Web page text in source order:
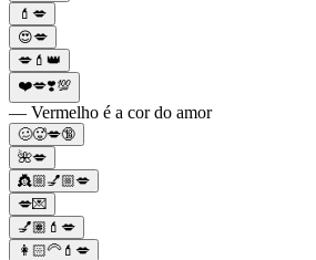
💄💋
😍💋
💋💄👑
❤️💋❣️💯
— Vermelho é a cor do amor
🥴🥵💋🔞
🌺💋
👸🏼💅🏼💋
💋💌
💅🏽💄💋
👩🏻‍🦳💄💋